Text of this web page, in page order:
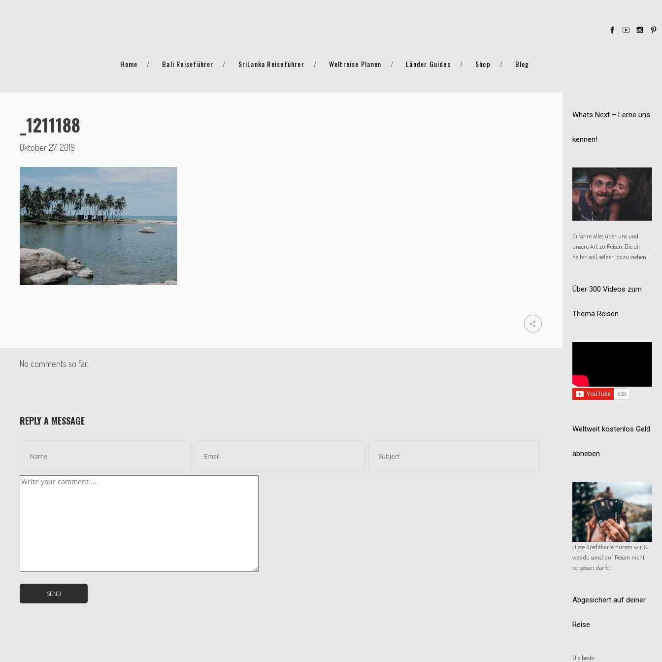
Home Bali Reiseführer SriLanka Reiseführer Weltreise Planen Länder Guides Shop Blog
_1211188
Oktober 27, 2019
No comments so far.
REPLY A MESSAGE
Whats Next – Lerne uns
kennen!
Erfahre alles über uns und
unsere Art zu Reisen. Die dir
helfen soll, selber los zu ziehen!
Über 300 Videos zum
Thema Reisen
Weltweit kostenlos Geld
abheben
Diese Kreditkarte nutzen wir &
was du sonst auf Reisen nicht
vergessen darfst!
Abgesichert auf deiner
Reise
Die beste